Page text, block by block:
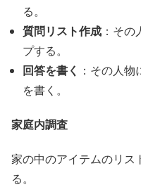
る。
質問リスト作成 ：そ
プする。
回答を書く ：その人
を書く。
家庭内調査
家の中のアイテムのリス
る。